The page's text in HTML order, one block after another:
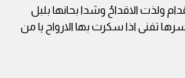
ولذت الاقداحُ وشدا بحانها بلبل
تفنى اذا سكرت بها الارواح يا من